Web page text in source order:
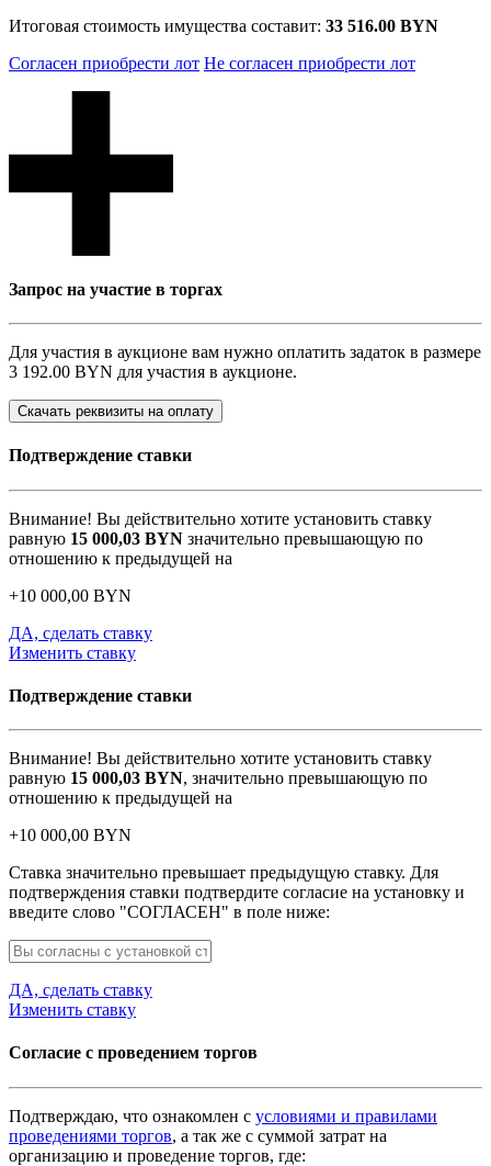
Итоговая стоимость имущества составит: 33 516.00 BYN
Согласен приобрести лот Не согласен приобрести лот
Запрос на участие в торгах
Для участия в аукционе вам нужно оплатить задаток в размере
3 192.00 BYN для участия в аукционе.
Скачать реквизиты на оплату
Подтверждение ставки
Внимание! Вы действительно хотите установить ставку
равную 15 000,03 BYN значительно превышающую по
отношению к предыдущей на
+10 000,00 BYN
ДА, сделать ставку
Изменить ставку
Подтверждение ставки
Внимание! Вы действительно хотите установить ставку
равную 15 000,03 BYN, значительно превышающую по
отношению к предыдущей на
+10 000,00 BYN
Ставка значительно превышает предыдущую ставку. Для
подтверждения ставки подтвердите согласие на установку и
введите слово "СОГЛАСЕН" в поле ниже:
ДА, сделать ставку
Изменить ставку
Согласие с проведением торгов
Подтверждаю, что ознакомлен с условиями и правилами
проведениями торгов, а так же с суммой затрат на
организацию и проведение торгов, где: